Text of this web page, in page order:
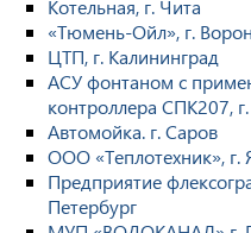
Котельная, г. Чита
«Тюмень-Ойл», г.
ЦТП, г. Калининград
АСУ фонтаном с
контроллера СПК207,
Автомойка. г. Саров
ООО «Теплотехник», г.
Предприятие
Петербург